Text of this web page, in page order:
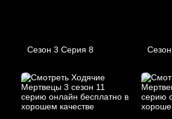
Сезон 3 Серия 8